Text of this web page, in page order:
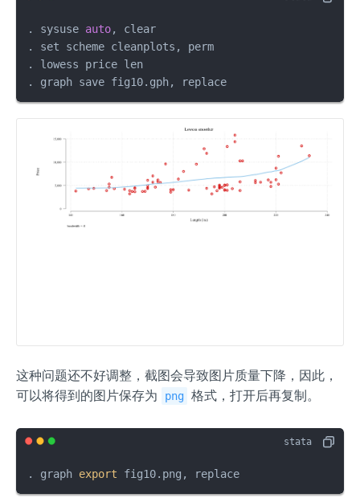
. sysuse auto, clear
. set scheme cleanplots, perm
. lowess price len
. graph save fig10.gph, replace
这种问题还不好调整，截图会导致图片质量下降，因此，
可以将得到的图片保存为
png 格式，打开后再复制。
. graph export fig10.png, replace